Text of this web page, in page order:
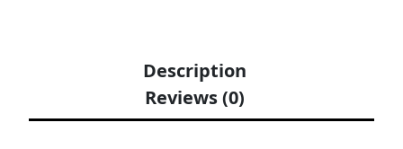
Description
Reviews (0)